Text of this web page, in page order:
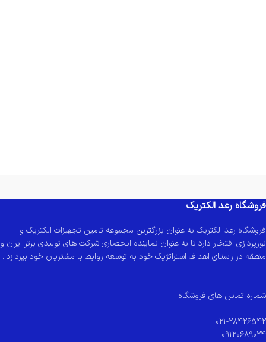
فروشگاه رعد الکتریک
فروشگاه رعد الکتریک به عنوان بزرگترین مجموعه تامین تجهیزات الکتریک و
نورپردازی افتخار دارد تا به عنوان نماینده انحصاری شرکت های تولیدی برتر ایران و
منطقه در راستای اهداف استراتژیک خود به توسعه روابط با مشتریان خود بپردازد .
شماره تماس های فروشگاه :
021-28426542
09120689024